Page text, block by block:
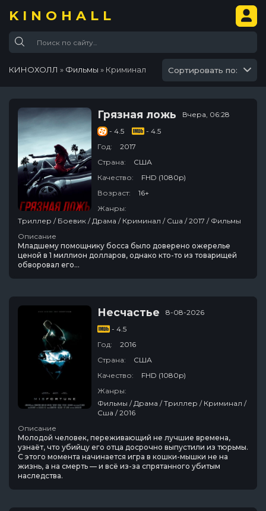
KINOHALL
КИНОХОЛЛ » Фильмы » Криминал Сортировать по:
Грязная ложь
Вчера, 06:28
- 4.5
- 4.5
Год:
2017
Страна:
США
Качество:
FHD (1080p)
Возраст:
16+
Жанры:
Триллер / Боевик / Драма / Криминал / Сша / 2017 / Фильмы
Описание
Младшему помощнику босса было доверено ожерелье
ценой в 1 миллион долларов, однако кто-то из товарищей
обворовал его…
Несчастье
8-08-2026
- 4.5
Год:
2016
Страна:
США
Качество:
FHD (1080p)
Жанры:
Фильмы / Драма / Триллер / Криминал /
Сша / 2016
Описание
Молодой человек, переживающий не лучшие времена,
узнаёт, что убийцу его отца досрочно выпустили из тюрьмы.
С этого момента начинается игра в кошки-мышки не на
жизнь, а на смерть — и всё из-за спрятанного убитым
наследства.